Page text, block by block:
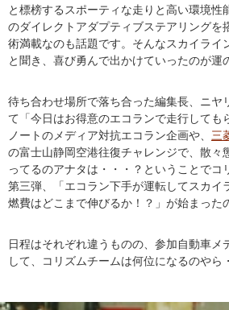
と標榜するスポーティな走りと高い環境性
のダイレクトアダプティブステアリングを
術満載なのも話題です。そんなスカイライ
と聞き、喜び勇んで出かけていったのが運
待ち合わせ場所で落ち合った編集長、ニヤ
て「今日はお得意のエコランで走行しても
ノートのメディア対抗エコラン企画や、 三
の富士山静岡空港往復チャレンジで、散々
ってるのアナタは・・・？ということでコ
第三弾、「エコラン下手が運転してスカイ
燃費はどこまで伸びるか！？」が始まった
日程はそれぞれ違うものの、参加自動車メ
して、コリズムチームは何位になるのやら